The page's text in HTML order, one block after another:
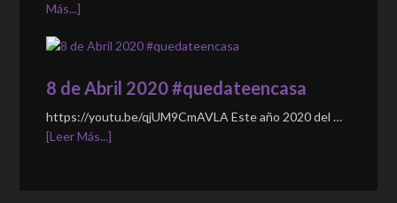
Más...]
8 de Abril 2020 #quedateencasa
https://youtu.be/qjUM9CmAVLA Este año 2020 del …
[Leer Más...]